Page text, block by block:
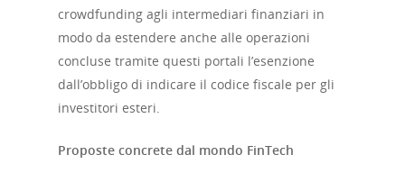
crowdfunding agli intermediari finanziari in
modo da estendere anche alle operazioni
concluse tramite questi portali l’esenzione
dall’obbligo di indicare il codice fiscale per gli
investitori esteri.
Proposte concrete dal mondo FinTech